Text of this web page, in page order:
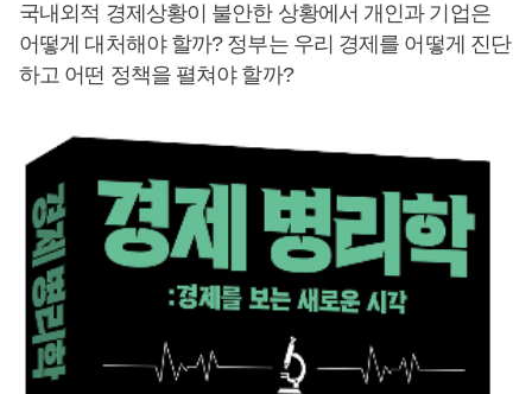
국내외적 경제상황이 불안한 상황에서 개인과 기업은
어떻게 대처해야 할까? 정부는 우리 경제를 어떻게 진단
하고 어떤 정책을 펼쳐야 할까?